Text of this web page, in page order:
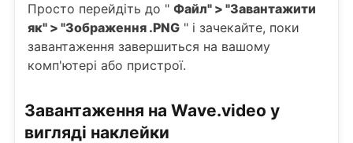
Просто перейдіть до " Файл" > "Завантажити
як" > "Зображення .PNG " і зачекайте, поки
завантаження завершиться на вашому
комп'ютері або пристрої.
Завантаження на Wave.video у
вигляді наклейки